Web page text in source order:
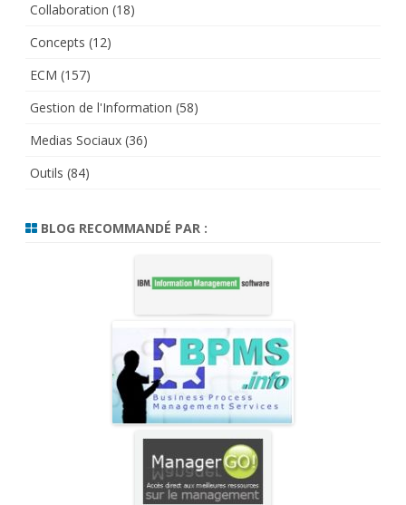
Collaboration (18)
Concepts (12)
ECM (157)
Gestion de l'Information (58)
Medias Sociaux (36)
Outils (84)
BLOG RECOMMANDÉ PAR :